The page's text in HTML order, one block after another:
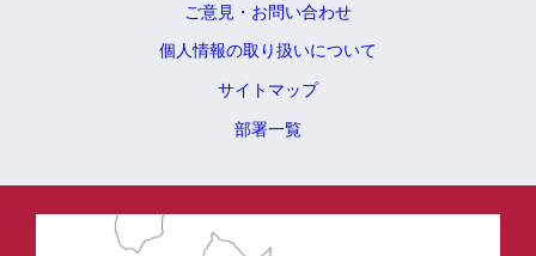
ご意見・お問い合わせ
個人情報の取り扱いについて
サイトマップ
部署一覧